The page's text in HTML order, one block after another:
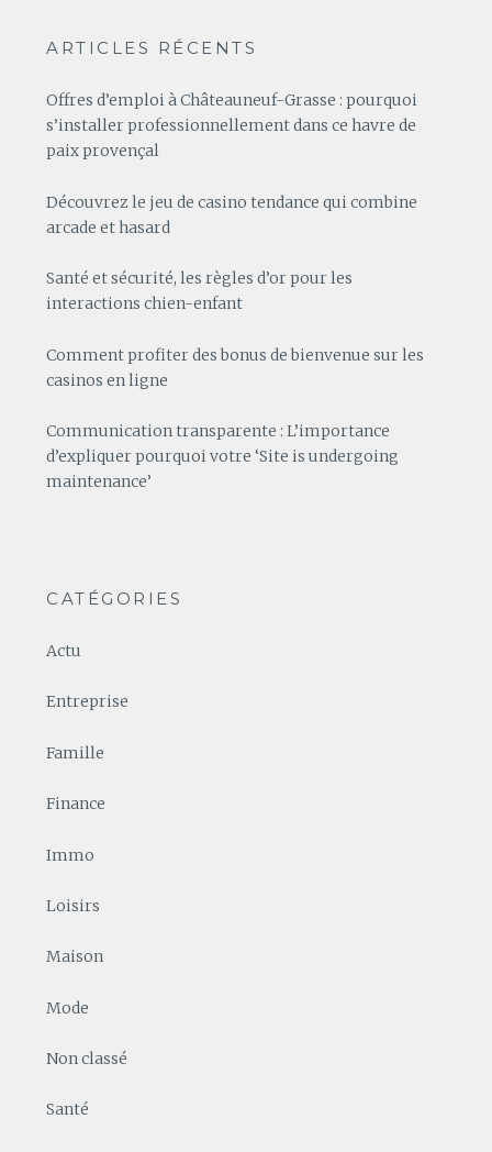
ARTICLES RÉCENTS
Offres d’emploi à Châteauneuf-Grasse : pourquoi
s’installer professionnellement dans ce havre de
paix provençal
Découvrez le jeu de casino tendance qui combine
arcade et hasard
Santé et sécurité, les règles d’or pour les
interactions chien-enfant
Comment profiter des bonus de bienvenue sur les
casinos en ligne
Communication transparente : L’importance
d’expliquer pourquoi votre ‘Site is undergoing
maintenance’
CATÉGORIES
Actu
Entreprise
Famille
Finance
Immo
Loisirs
Maison
Mode
Non classé
Santé